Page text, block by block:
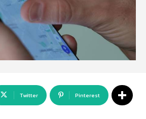
Twitter Pinterest